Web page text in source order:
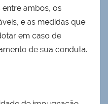
ambos, os
e as medidas que
em caso de
de sua conduta.